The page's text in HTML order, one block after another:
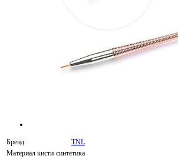
Бренд
TNL
Материал кисти синтетика